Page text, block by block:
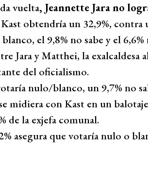
vuelta, Jeannette Jara no
obtendría un 32,9%, contra
el 9,8% no sabe y el 6,6%
Jara y Matthei, la exalcaldesa
del oficialismo.
nulo/blanco, un 9,7% no
midiera con Kast en un
de la exjefa comunal.
asegura que votaría nulo o